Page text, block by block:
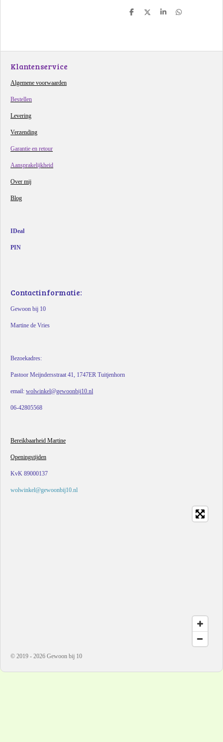
D
D
S
D
Klantenservice
Algemene voorwaarden
Bestellen
Levering
Verzending
Garantie en retour
Aansprakelijkheid
Over mij
Blog
IDeal
PIN
Contactinformatie:
Gewoon bij 10
Martine de Vries
Bezoekadres:
Pastoor Meijndersstraat 41, 1747ER Tuitjenhorn
email: wolwinkel@gewoonbij10.nl
06-42805568
Bereikbaarheid Martine
Openingstijden
KvK 89000137
wolwinkel@gewoonbij10.nl
© 2019 - 2026 Gewoon bij 10